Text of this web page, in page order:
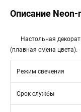
Описание
Настольная
(плавная смена цвета).
Режим свечения
Срок службы